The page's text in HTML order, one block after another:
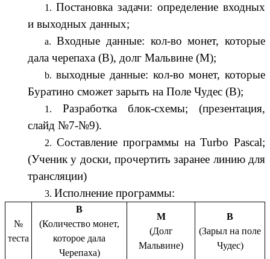
Постановка задачи: определение входных
и выходных данных;
Входные данные: кол-во монет, которые
дала черепаха (В), долг Мальвине (М);
выходные данные: кол-во монет, которые
Буратино сможет зарыть на Поле Чудес (В);
Разработка блок-схемы; (презентация,
слайд №7-№9).
Составление программы на Turbo Pascal;
(Ученик у доски, прочертить заранее линию для
трансляции)
Исполнение программы:
№
теста
В
(Количество монет,
которое дала
Черепаха)
М
(Долг
Мальвине)
В
(Зарыл на поле
Чудес)